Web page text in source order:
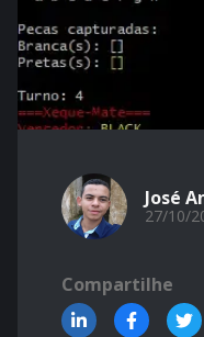
José
27/10/
Compartilhe